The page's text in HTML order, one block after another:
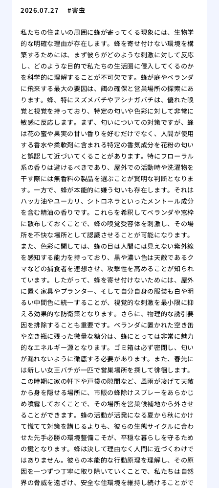
2026.07.27 害虫
私たちの住まいの周囲に蜂が寄ってくる現象には、生物学
的な明確な理由が存在します。蜂を寄せ付けない環境を構
築するためには、まず彼らがどのような刺激に対して反応
し、どのような目的で私たちの生活圏に侵入してくるのか
を科学的に理解することが不可欠です。蜂が庭やベランダ
に飛来する最大の要因は、餌の確保と営巣場所の探索にあ
ります。蜂、特にスズメバチやアシナガバチは、優れた嗅
覚と視覚を持っており、特定の匂いや色彩に対して非常に
敏感に反応します。まず、匂いについての対策ですが、蜂
は花の蜜や果実の甘い香りを好むだけでなく、人間が使用
する香水や柔軟剤に含まれる特定の香気成分を花粉の匂い
と誤認して近づいてくることがあります。特にフローラル
系の香りは避けるべきであり、屋外での活動時や洗濯物を
干す際には無香料の製品を選ぶことが賢明な判断となりま
す。一方で、蜂が本能的に嫌う匂いも存在します。それは
ハッカ油やユーカリ、シトロネラといったメントール成分
を含む精油の香りです。これらを希釈してベランダや窓枠
に散布しておくことで、蜂の嗅覚受容体を刺激し、その場
所を不快な場所として認識させることが可能になります。
また、色彩に関しては、蜂の目は人間には見えない紫外線
を感知する能力を持っており、黒や濃い色は天敵であるク
マなどの捕食者を連想させ、攻撃性を高めることが知られ
ています。したがって、蜂を寄せ付けないためには、屋外
に置く家具やプランター、そして自分自身の服装も白や明
るい中間色に統一することが、視覚的な刺激を最小限に抑
える効果的な防衛策となります。さらに、物理的な誘引要
因を排除することも重要です。ベランダに置かれた空き缶
や空き瓶に残った微量な糖分は、蜂にとっては非常に魅力
的なエネルギー源となります。ゴミ箱は必ず密閉し、匂い
が漏れないように徹底する必要があります。また、春先に
は新しい女王バチが一匹で営巣場所を探して徘徊します。
この時期に家の軒下や戸袋の隙間など、風雨が凌げて天敵
から身を隠せる場所に、市販の蜂除けスプレーをあらかじ
め噴霧しておくことで、その場所を営巣候補地から外させ
ることができます。蜂の活動が活発になる夏から秋にかけ
て慌てて対策を講じるよりも、彼らの生態サイクルに合わ
せた先手必勝の環境整備こそが、平穏な暮らしを守るため
の鍵となります。蜂は決して理由なく人間に近づくわけで
はありません。彼らの本能的な行動原理を理解し、その原
因を一つずつ丁寧に取り除いていくことで、私たちは自然
界の脅威を遠ざけ、安全な住環境を維持し続けることがで